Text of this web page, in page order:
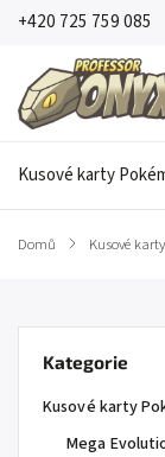
+420 725 759 085
Kusové karty
Domů / Kusové
Kategorie
Kusové karty
Mega